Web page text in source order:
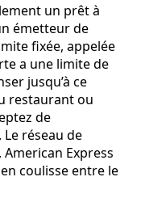
un prêt à
émetteur de
fixée, appelée
a une limite de
jusqu’à ce
restaurant ou
de
réseau de
Express
coulisse entre le